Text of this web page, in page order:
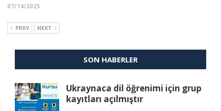
07/14/2025
PREV NEXT
SON HABERLER
Ukraynaca dil öğrenimi için grup
kayıtları açılmıştır